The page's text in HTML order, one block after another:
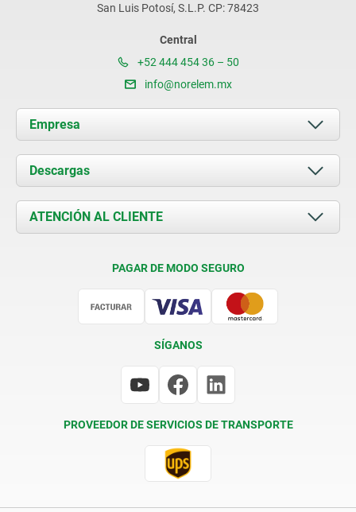
San Luis Potosí, S.L.P. CP: 78423
Central
+52 444 454 36 – 50
info@norelem.mx
Empresa
Acerca de nosotros
Novedades
Contacto
Descargas
Documents
ATENCIÓN AL CLIENTE
PAGAR DE MODO SEGURO
SÍGANOS
PROVEEDOR DE SERVICIOS DE TRANSPORTE